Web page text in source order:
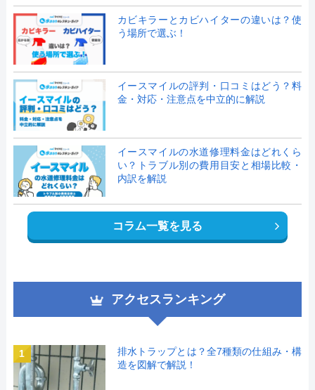
カビキラーとカビハイターの違いは？使
う場所で選ぶ！
イースマイルの評判・口コミはどう？料
金・対応・注意点を中立的に解説
イースマイルの水道修理料金はどれくら
い？トラブル別の費用目安と相場比較・
内訳を解説
コラム一覧を見る
アクセスランキング
1
排水トラップとは？全7種類の仕組み・構
造を図解で解説！